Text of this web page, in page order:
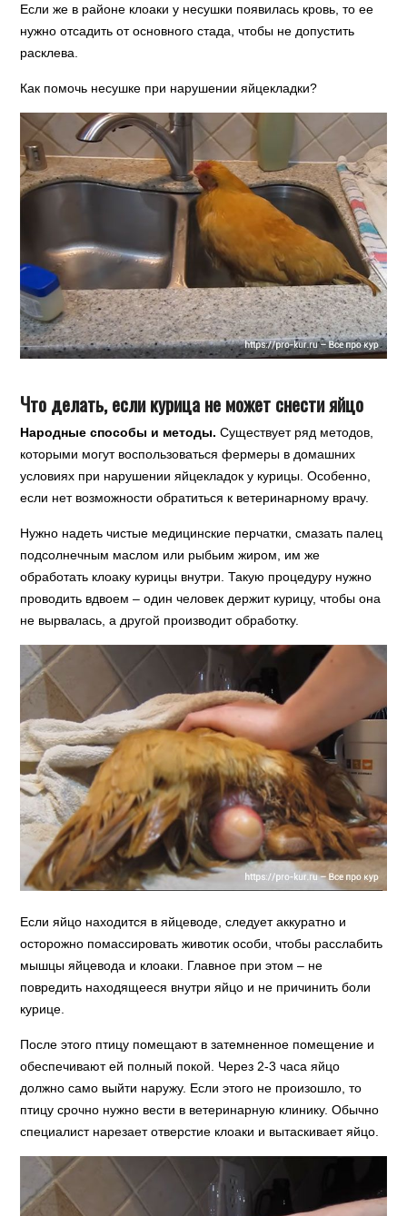
Если же в районе клоаки у несушки появилась кровь, то ее
нужно отсадить от основного стада, чтобы не допустить
расклева.
Как помочь несушке при нарушении яйцекладки?
Что делать, если курица не может снести яйцо
Народные способы и методы. Существует ряд методов,
которыми могут воспользоваться фермеры в домашних
условиях при нарушении яйцекладок у курицы. Особенно,
если нет возможности обратиться к ветеринарному врачу.
Нужно надеть чистые медицинские перчатки, смазать палец
подсолнечным маслом или рыбьим жиром, им же
обработать клоаку курицы внутри. Такую процедуру нужно
проводить вдвоем – один человек держит курицу, чтобы она
не вырвалась, а другой производит обработку.
Если яйцо находится в яйцеводе, следует аккуратно и
осторожно помассировать животик особи, чтобы расслабить
мышцы яйцевода и клоаки. Главное при этом – не
повредить находящееся внутри яйцо и не причинить боли
курице.
После этого птицу помещают в затемненное помещение и
обеспечивают ей полный покой. Через 2-3 часа яйцо
должно само выйти наружу. Если этого не произошло, то
птицу срочно нужно вести в ветеринарную клинику. Обычно
специалист нарезает отверстие клоаки и вытаскивает яйцо.